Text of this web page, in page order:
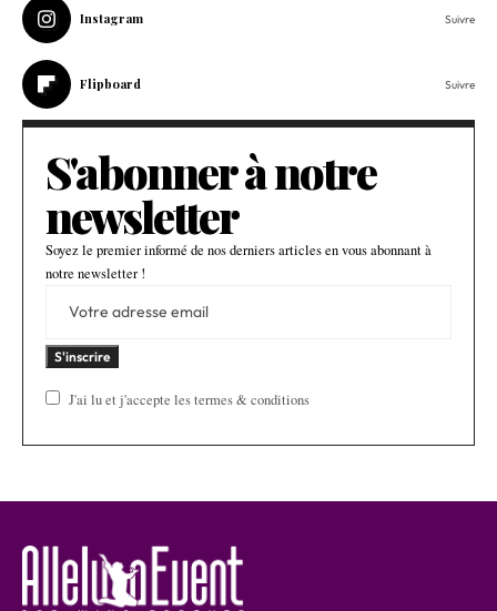
Instagram Suivre
Flipboard Suivre
S'abonner à notre
newsletter
Soyez le premier informé de nos derniers articles en vous abonnant à
notre newsletter !
J'ai lu et j'accepte les termes & conditions